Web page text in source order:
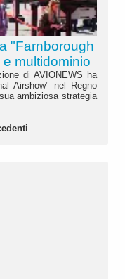
"Farnborough
multidominio
di AVIONEWS ha
Airshow" nel Regno
ambiziosa strategia